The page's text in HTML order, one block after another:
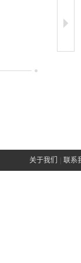
关于我们 联系